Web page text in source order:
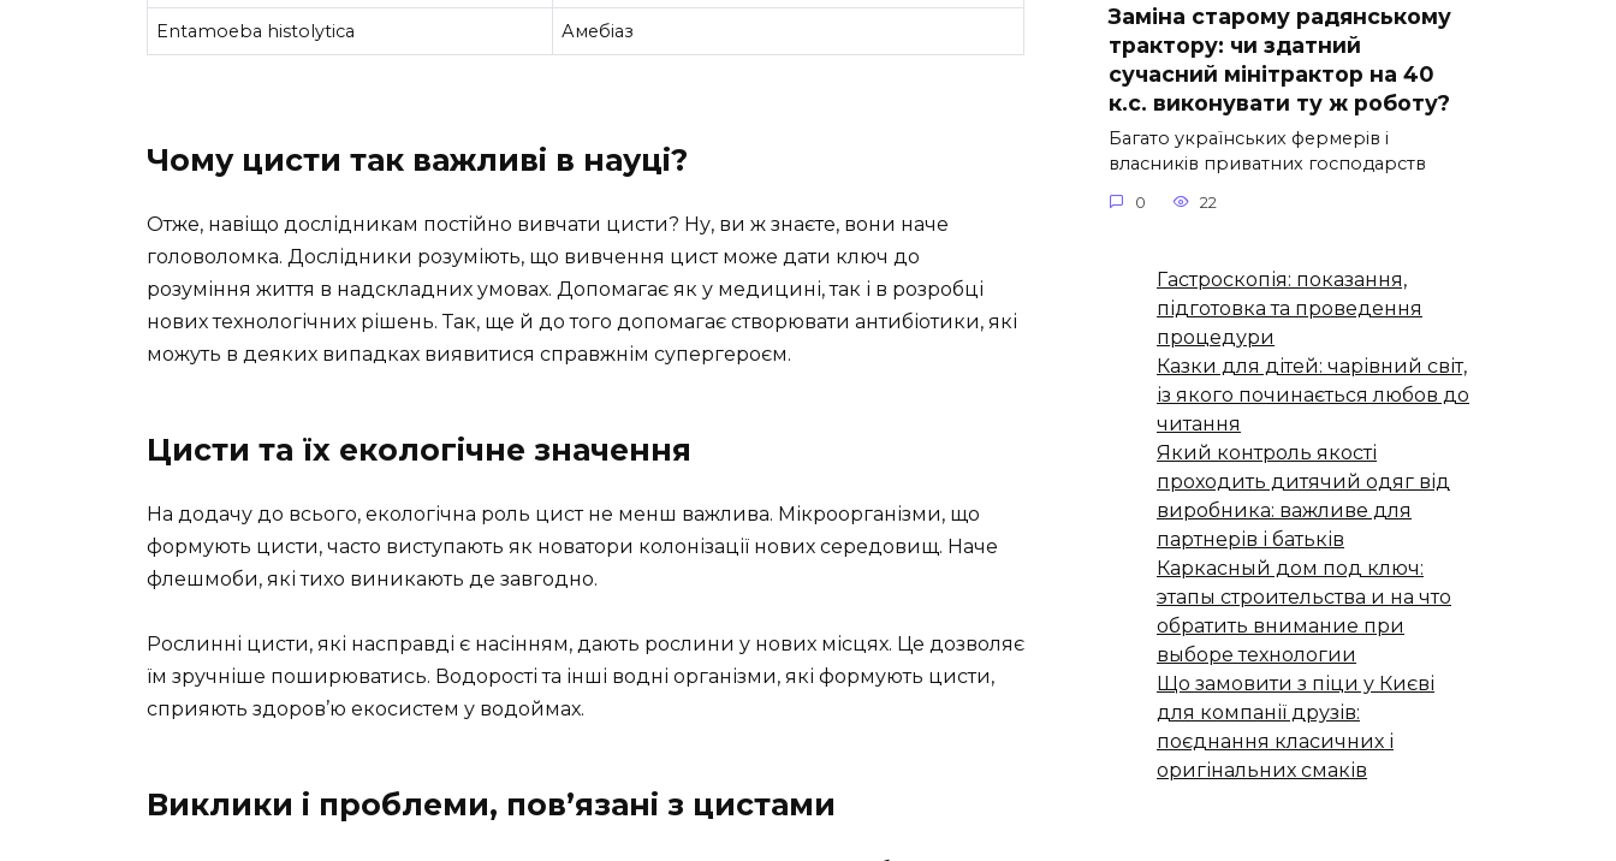
Entamoeba histolytica Амебіаз
Чому цисти так важливі в науці?
Отже, навіщо дослідникам постійно вивчати цисти? Ну, ви ж знаєте, вони наче
головоломка. Дослідники розуміють, що вивчення цист може дати ключ до
розуміння життя в надскладних умовах. Допомагає як у медицині, так і в розробці
нових технологічних рішень. Так, ще й до того допомагає створювати антибіотики, які
можуть в деяких випадках виявитися справжнім супергероєм.
Цисти та їх екологічне значення
На додачу до всього, екологічна роль цист не менш важлива. Мікроорганізми, що
формують цисти, часто виступають як новатори колонізації нових середовищ. Наче
флешмоби, які тихо виникають де завгодно.
Рослинні цисти, які насправді є насінням, дають рослини у нових місцях. Це дозволяє
їм зручніше поширюватись. Водорості та інші водні організми, які формують цисти,
сприяють здоров’ю екосистем у водоймах.
Виклики і проблеми, пов’язані з цистами
Заміна старому радянському
трактору: чи здатний
сучасний мінітрактор на 40
к.с. виконувати ту ж роботу?
Багато українських фермерів і
власників приватних господарств
0 22
Гастроскопія: показання,
підготовка та проведення
процедури
Казки для дітей: чарівний світ,
із якого починається любов до
читання
Який контроль якості
проходить дитячий одяг від
виробника: важливе для
партнерів і батьків
Каркасный дом под ключ:
этапы строительства и на что
обратить внимание при
выборе технологии
Що замовити з піци у Києві
для компанії друзів:
поєднання класичних і
оригінальних смаків